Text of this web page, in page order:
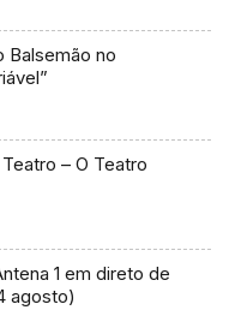
Balsemão no
– O Teatro
1 em direto de
agosto)